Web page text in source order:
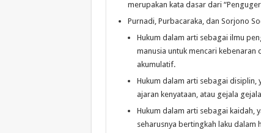
merupakan kata dasar dari
Purnadi, Purbacaraka, dan Sorjono
Hukum dalam arti sebagai ilmu
manusia untuk mencari kebenaran
akumulatif.
Hukum dalam arti sebagai disiplin,
ajaran kenyataan, atau gejala
Hukum dalam arti sebagai kaidah,
seharusnya bertingkah laku dalam